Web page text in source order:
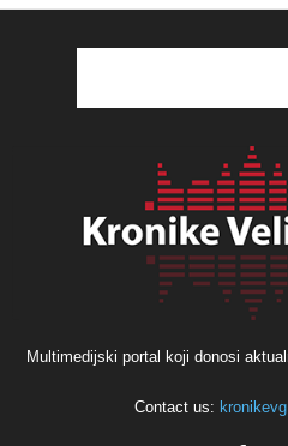
Multimedijski portal koji donosi
Contact us: